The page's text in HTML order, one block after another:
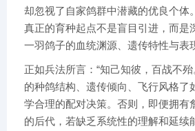
却忽视了自家鸽群中潜藏的优良个体
真正的育种起点不是盲目引进，而是
一羽鸽子的血统渊源、遗传特性与表
正如兵法所言：“知己知彼，百战不殆
的种鸽结构、遗传倾向、飞行风格了
学合理的配对决策。否则，即便拥有
的后代，若缺乏系统性的理解和延续